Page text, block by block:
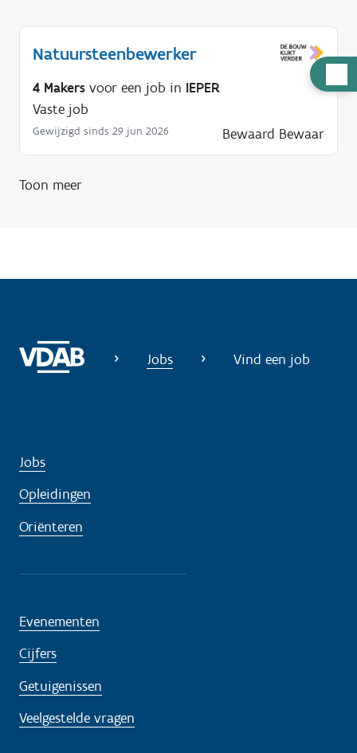
u
p
n
Natuursteenbewerker
4 Makers voor een job in IEPER
Vaste job
Gewijzigd sinds 29 jun 2026 Bewaard Bewaar
Toon meer
Jobs Vind een job
Jobs
Opleidingen
Oriënteren
Evenementen
Cijfers
Getuigenissen
Veelgestelde vragen